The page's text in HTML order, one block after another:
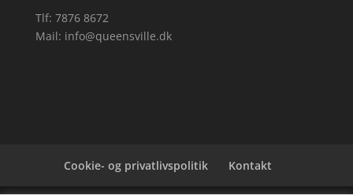
Tlf: 7876 8672
Mail: info@queensville.dk
Cookie- og privatlivspolitik Kontakt